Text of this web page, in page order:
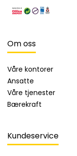
Om oss
Våre kontorer
Ansatte
Våre tjenester
Bærekraft
Kundeservice